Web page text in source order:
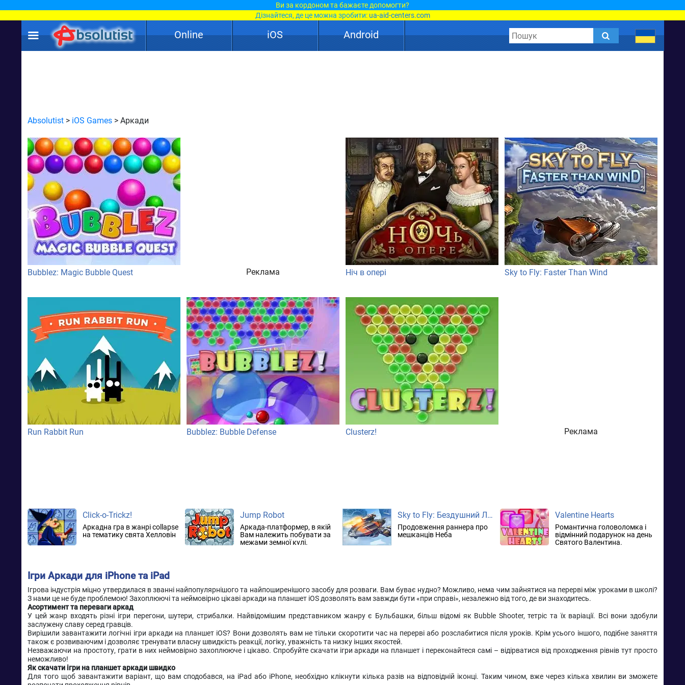
Ви за кордоном та бажаєте допомогти?
Дізнайтеся, де це можна зробити: ua-aid-centers.com
Online iOS Android
Absolutist > iOS Games > Аркади
Bubblez: Magic Bubble Quest Реклама Ніч в опері Sky to Fly: Faster Than Wind
Run Rabbit Run Bubblez: Bubble Defense Clusterz! Реклама
Click-o-Trickz!
Аркадна гра в жанрі collapse
на тематику свята Хелловін
Jump Robot
Аркада-платформер, в якій
Вам належить побувати за
межами земної кулі.
Sky to Fly: Бездушний Левіафан
Продовження раннера про
мешканців Неба
Valentine Hearts
Романтична головоломка і
відмінний подарунок на день
Святого Валентина.
Ігри Аркади для iPhone та iPad
Ігрова індустрія міцно утвердилася в званні найпопулярнішого та найпоширенішого засобу для розваги. Вам буває нудно? Можливо, нема чим зайнятися на перерві між уроками в школі?
З нами це не буде проблемою! Захоплюючі та неймовірно цікаві аркади на планшет iOS дозволять вам завжди бути «при справі», незалежно від того, де ви знаходитесь.
Асортимент та переваги аркад
У цей жанр входять різні ігри перегони, шутери, стрибалки. Найвідомішим представником жанру є Бульбашки, більш відомі як Bubble Shooter, тетріс та їх варіації. Всі вони здобули
заслужену славу серед гравців.
Вирішили завантажити логічні ігри аркади на планшет iOS? Вони дозволять вам не тільки скоротити час на перерві або розслабитися після уроків. Крім усього іншого, подібне заняття
також є розвиваючим і дозволяє тренувати власну швидкість реакції, логіку, уважність та низку інших якостей.
Незважаючи на простоту, грати в них неймовірно захоплююче і цікаво. Спробуйте скачати ігри аркади на планшет і переконайтеся самі – відірватися від проходження рівнів тут просто
неможливо!
Як скачати ігри на планшет аркади швидко
Для того щоб завантажити варіант, що вам сподобався, на iPad або iPhone, необхідно клікнути кілька разів на відповідній іконці. Таким чином, вже через кілька хвилин ви зможете